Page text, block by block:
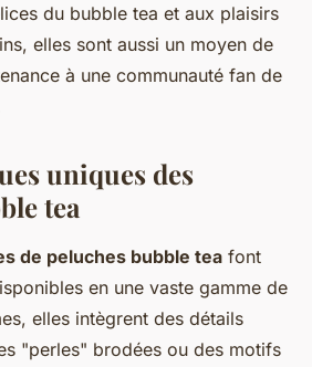
du bubble tea et aux plaisirs
elles sont aussi un moyen de
à une communauté fan de
uniques des
tea
de peluches bubble tea font
en une vaste gamme de
elles intègrent des détails
"perles" brodées ou des motifs